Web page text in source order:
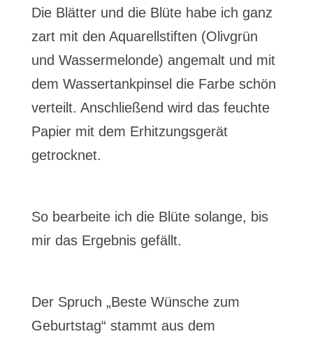
Die Blätter und die Blüte habe ich ganz
zart mit den Aquarellstiften (Olivgrün
und Wassermelonde) angemalt und mit
dem Wassertankpinsel die Farbe schön
verteilt. Anschließend wird das feuchte
Papier mit dem Erhitzungsgerät
getrocknet.
So bearbeite ich die Blüte solange, bis
mir das Ergebnis gefällt.
Der Spruch „Beste Wünsche zum
Geburtstag“ stammt aus dem